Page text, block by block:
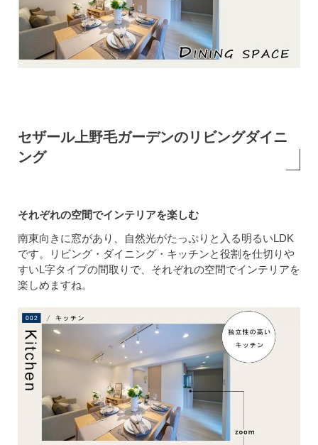
セザール上野毛ガーデンのリビングダイニ
ング
それぞれの空間でインテリアを楽しむ
南東向きに窓があり、自然光がたっぷりと入る明るいLDK
です。リビング・ダイニング・キッチンと役割を仕切りや
すいL字タイプの間取りで、それぞれの空間でインテリアを
楽しめますね。